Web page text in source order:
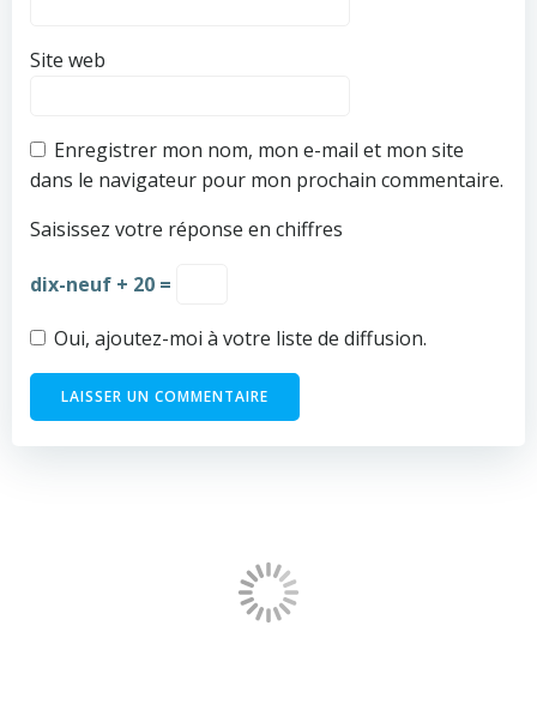
Site web
Enregistrer mon nom, mon e-mail et mon site
dans le navigateur pour mon prochain commentaire.
Saisissez votre réponse en chiffres
dix-neuf + 20 =
Oui, ajoutez-moi à votre liste de diffusion.